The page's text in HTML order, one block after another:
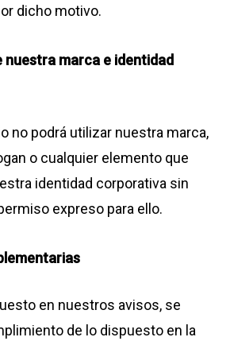
dicho motivo.
nuestra marca e identidad
no podrá utilizar nuestra marca,
o cualquier elemento que
identidad corporativa sin
expreso para ello.
en nuestros avisos, se
de lo dispuesto en la